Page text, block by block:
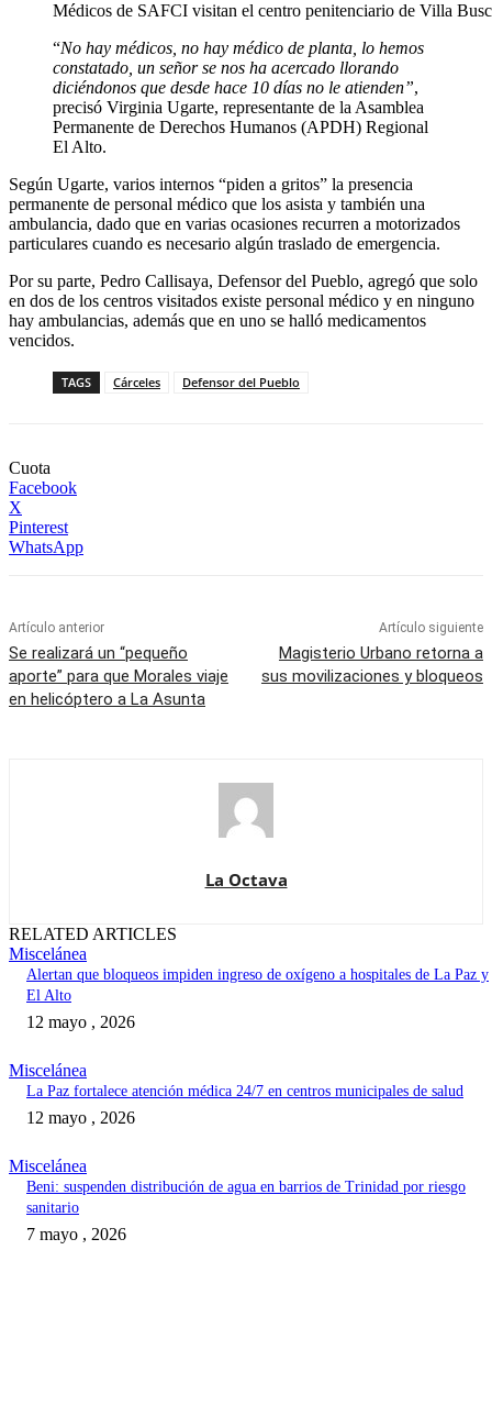
Médicos de SAFCI visitan el centro penitenciario de Villa
“No hay médicos, no hay médico de planta, lo hemos
constatado, un señor se nos ha acercado llorando
diciéndonos que desde hace 10 días no le atienden”,
precisó Virginia Ugarte, representante de la Asamblea
Permanente de Derechos Humanos (APDH) Regional
El Alto.
Según Ugarte, varios internos “piden a gritos” la presencia
permanente de personal médico que los asista y también una
ambulancia, dado que en varias ocasiones recurren a motorizados
particulares cuando es necesario algún traslado de emergencia.
Por su parte, Pedro Callisaya, Defensor del Pueblo, agregó que solo
en dos de los centros visitados existe personal médico y en ninguno
hay ambulancias, además que en uno se halló medicamentos
vencidos.
TAGS Cárceles Defensor del Pueblo
Cuota
Facebook
X
Pinterest
WhatsApp
Artículo anterior
Se realizará un “pequeño
aporte” para que Morales viaje
en helicóptero a La Asunta
Artículo siguiente
Magisterio Urbano retorna a
sus movilizaciones y bloqueos
La Octava
RELATED ARTICLES
Miscelánea
Alertan que bloqueos impiden ingreso de oxígeno a hospitales de La Paz y
El Alto
12 mayo , 2026
Miscelánea
La Paz fortalece atención médica 24/7 en centros municipales de salud
12 mayo , 2026
Miscelánea
Beni: suspenden distribución de agua en barrios de Trinidad por riesgo
sanitario
7 mayo , 2026